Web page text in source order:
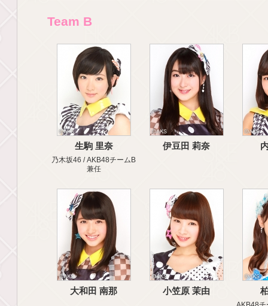
Team B
生駒 里奈
乃木坂46 / AKB48チームB
兼任
伊豆田 莉奈
大和田 南那 小笠原 茉由